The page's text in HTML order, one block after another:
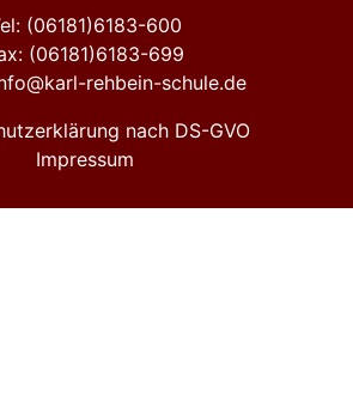
(06181)6183-600
(06181)6183-699
rehbein-schule.de
nach DS-GVO
Impressum